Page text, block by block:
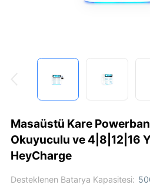
Masaüstü Kare
Okuyuculu ve 4|8|12|16
HeyCharge
Desteklenen Batarya Kapasitesi: